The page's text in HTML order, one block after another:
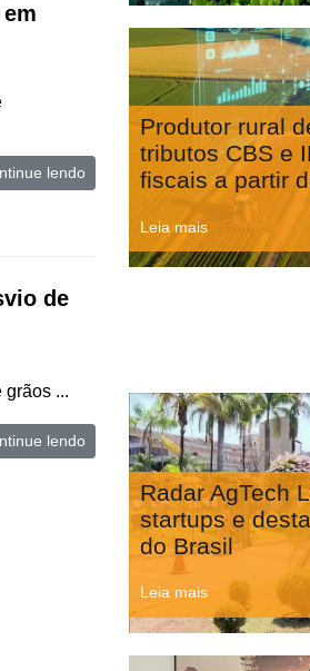
lendo
de
...
lendo
Produtor rural
tributos CBS e
fiscais a partir
Leia mais
Radar AgTech
startups e
do Brasil
Leia mais